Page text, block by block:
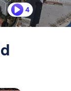
4